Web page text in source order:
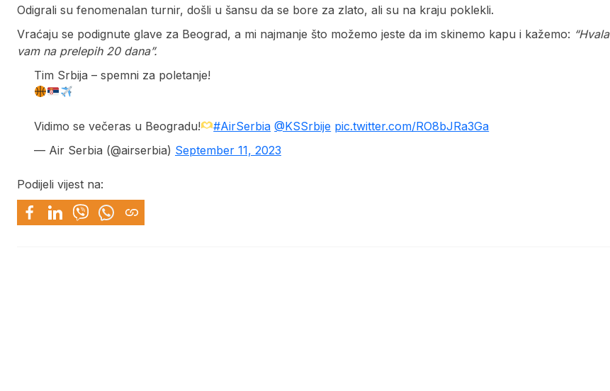
Odigrali su fenomenalan turnir, došli u šansu da se bore za zlato, ali su na kraju poklekli.
Vraćaju se podignute glave za Beograd, a mi najmanje što možemo jeste da im skinemo kapu i kažemo: “Hvala
vam na prelepih 20 dana”.
Tim Srbija – spemni za poletanje!
Vidimo se večeras u Beogradu! #AirSerbia @KSSrbije pic.twitter.com/RO8bJRa3Ga
— Air Serbia (@airserbia) September 11, 2023
Podijeli vijest na: